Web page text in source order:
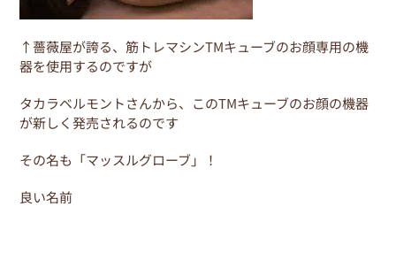
↑薔薇屋が誇る、筋トレマシンTMキューブのお顔専用の機
器を使用するのですが
タカラベルモントさんから、このTMキューブのお顔の機器
が新しく発売されるのです
その名も「マッスルグローブ」！
良い名前